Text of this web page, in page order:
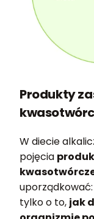
Produkty
W diecie
pojęcia
uporządkować:
tylko o to, jak